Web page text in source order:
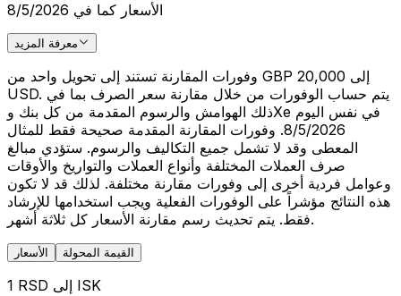
الأسعار كما في 8/5/2026
معرفة المزيد
وفورات المقارنة تستند إلى تحويل واحد من GBP 20,000 إلى
USD. يتم حساب الوفورات من خلال مقارنة سعر الصرف بما في
ذلك الهوامش والرسوم المقدمة من كل بنك وXe في نفس اليوم
8/5/2026. وفورات المقارنة المقدمة صحيحة فقط للمثال
المعطى وقد لا تشمل جميع التكاليف والرسوم. ستؤدي مبالغ
صرف العملات المختلفة وأنواع العملات والتواريخ والأوقات
وعوامل فردية أخرى إلى وفورات مقارنة مختلفة. لذلك قد لا تكون
هذه النتائج مؤشراً على الوفورات الفعلية ويجب استخدامها للإرشاد
فقط. يتم تحديث رسم مقارنة الأسعار كل ثلاثة أشهر.
الأسعار القيمة المحولة
1 RSD إلى ISK